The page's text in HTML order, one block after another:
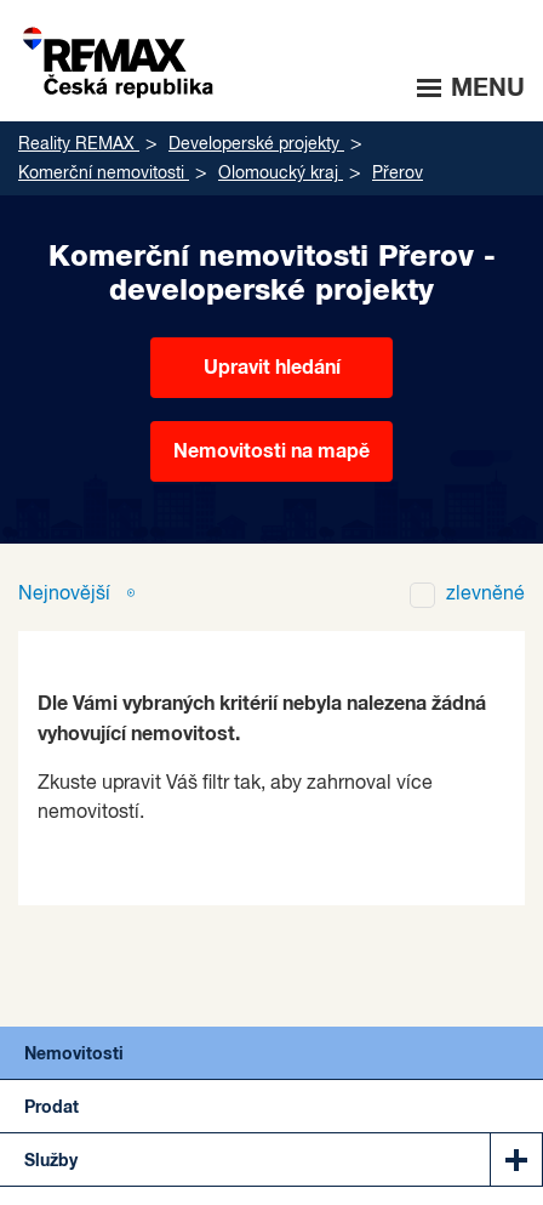
MENU
Reality REMAX
Developerské projekty
Komerční nemovitosti
Olomoucký kraj Přerov
Komerční nemovitosti Přerov -
developerské projekty
Upravit hledání
Nemovitosti na mapě
Nejnovější zlevněné
Dle Vámi vybraných kritérií nebyla nalezena žádná
vyhovující nemovitost.
Zkuste upravit Váš filtr tak, aby zahrnoval více
nemovitostí.
Nemovitosti
Prodat
Služby